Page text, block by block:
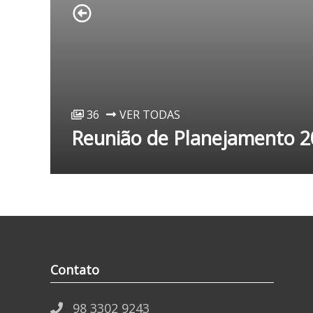
36 VER TODAS
Reunião de Planejamento
Contato
98 3302 9243